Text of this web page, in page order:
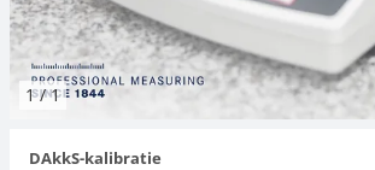
1/1
DAkkS-kalibratie
Hangende weegschalen
Orgelschalen
Spannings- en compressiebelastingcellen
Videomicroscopen
Toepassingen voor experts
Suiker
Newton-gewichten
Geluidsniveaumeter
Overig